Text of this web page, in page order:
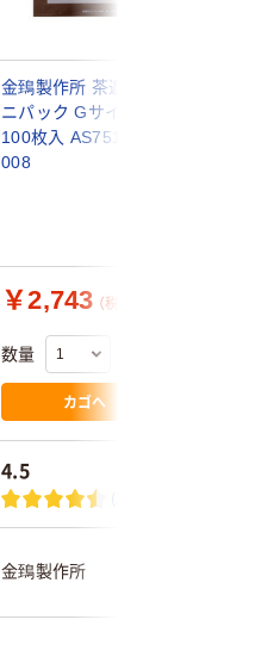
金鵄製作所 茶遮光ユ
ニパック Gサイズ
100枚入 AS75116-
008
￥2,743 （税込）
数量
カゴへ
4.5
(2)
金鵄製作所